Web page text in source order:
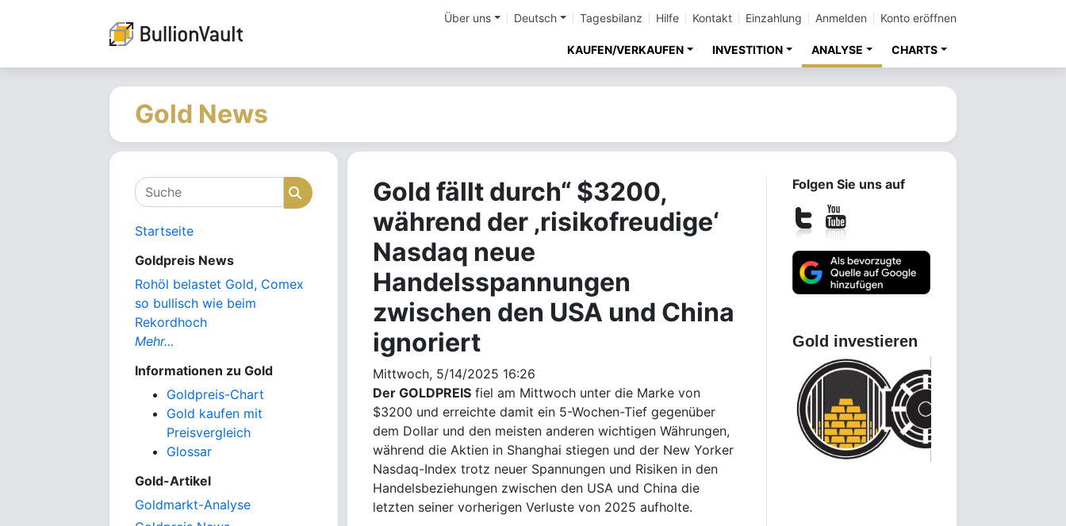
Über uns Deutsch Tagesbilanz Hilfe Kontakt Einzahlung Anmelden Konto eröffnen
KAUFEN/VERKAUFEN INVESTITION ANALYSE CHARTS
Gold News
Suche Suche
Startseite
Goldpreis News
Rohöl belastet Gold, Comex
so bullisch wie beim
Rekordhoch
Mehr...
Informationen zu Gold
Goldpreis-Chart
Gold kaufen mit
Preisvergleich
Glossar
Gold-Artikel
Goldmarkt-Analyse
Gold fällt durch“ $3200,
während der ‚risikofreudige‘
Nasdaq neue
Handelsspannungen
zwischen den USA und China
ignoriert
Mittwoch, 5/14/2025 16:26
Der GOLDPREIS fiel am Mittwoch unter die Marke von
$3200 und erreichte damit ein 5-Wochen-Tief gegenüber
dem Dollar und den meisten anderen wichtigen Währungen,
während die Aktien in Shanghai stiegen und der New Yorker
Nasdaq-Index trotz neuer Spannungen und Risiken in den
Handelsbeziehungen zwischen den USA und China die
letzten seiner vorherigen Verluste von 2025 aufholte.
Folgen Sie uns auf
Gold investieren